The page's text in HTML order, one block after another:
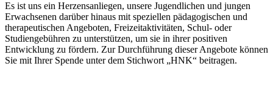
Es ist uns ein Herzensanliegen, unsere Jugendlichen und jungen
Erwachsenen darüber hinaus mit speziellen pädagogischen und
therapeutischen Angeboten, Freizeitaktivitäten, Schul- oder
Studiengebühren zu unterstützen, um sie in ihrer positiven
Entwicklung zu fördern. Zur Durchführung dieser Angebote können
Sie mit Ihrer Spende unter dem Stichwort „HNK“ beitragen.